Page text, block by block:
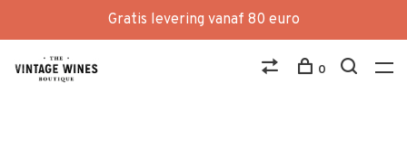
Gratis levering vanaf 80 euro
0